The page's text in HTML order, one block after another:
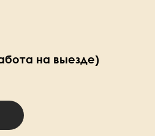
на выезде)